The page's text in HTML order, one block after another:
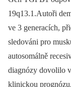
19q13.1.Autoři
ve 3 generacích,
sledováni pro
autosomálně
diagnózy dovolilo
klinickou prognózu.